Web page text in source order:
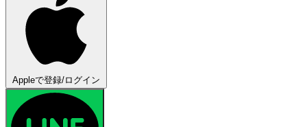
Appleで登録/ログイン